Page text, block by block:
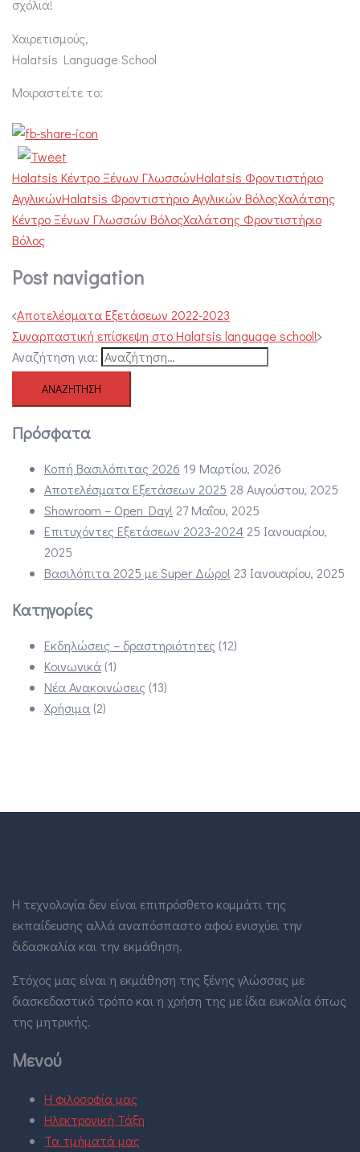
σχόλια!
Χαιρετισμούς,
Halatsis Language School
Μοιραστείτε το:
Halatsis Κέντρο Ξένων ΓλωσσώνHalatsis Φροντιστήριο
ΑγγλικώνHalatsis Φροντιστήριο Αγγλικών ΒόλοςΧαλάτσης
Κέντρο Ξένων Γλωσσών ΒόλοςΧαλάτσης Φροντιστήριο
Βόλος
Post navigation
Αποτελέσματα Εξετάσεων 2022-2023
Συναρπαστική επίσκεψη στο Halatsis language school!
Αναζήτηση για:
Πρόσφατα
Κοπή Βασιλόπιτας 2026 19 Μαρτίου, 2026
Αποτελέσματα Εξετάσεων 2025 28 Αυγούστου, 2025
Showroom – Open Day! 27 Μαΐου, 2025
Επιτυχόντες Εξετάσεων 2023-2024 25 Ιανουαρίου,
2025
Βασιλόπιτα 2025 με Super Δώρο! 23 Ιανουαρίου, 2025
Κατηγορίες
Εκδηλώσεις – δραστηριότητες (12)
Κοινωνικά (1)
Νέα Ανακοινώσεις (13)
Χρήσιμα (2)
Η τεχνολογία δεν είναι επιπρόσθετο κομμάτι της
εκπαίδευσης αλλά αναπόσπαστο αφού ενισχύει την
διδασκαλία και την εκμάθηση.
Στόχος μας είναι η εκμάθηση της ξένης γλώσσας με
διασκεδαστικό τρόπο και η χρήση της με ίδια ευκολία όπως
της μητρικής.
Μενού
Η φιλοσοφία μας
Ηλεκτρονική Τάξη
Τα τμήματά μας